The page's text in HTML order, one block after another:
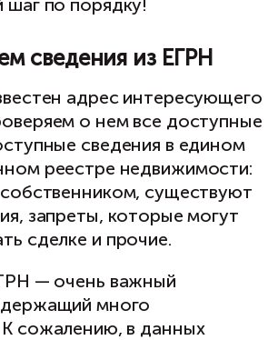
по порядку!
сведения из ЕГРН
адрес интересующего
о нем все доступные
сведения в едином
реестре недвижимости:
собственником, существуют
запреты, которые могут
сделке и прочие.
— очень важный
много
сожалению, в данных